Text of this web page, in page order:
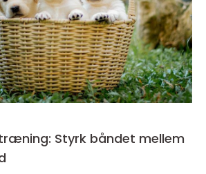
Styrk båndet mellem